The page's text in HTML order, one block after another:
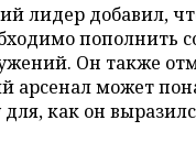
лидер добавил,
пополнить
Он также
арсенал может
как он